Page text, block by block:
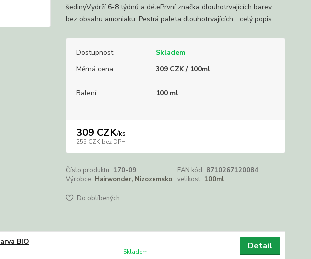
šedinyVydrží 6-8 týdnů a délePrvní značka dlouhotrvajících barev
bez obsahu amoniaku. Pestrá paleta dlouhotrvajících... celý popis
Dostupnost
Skladem
Měrná cena
309 CZK / 100ml
Balení 100 ml
309 CZK/ks
255 CZK bez DPH
Číslo produktu: 170-09 EAN kód: 8710267120084
Výrobce: Hairwonder, Nizozemsko velikost: 100ml
Do oblíbených
BIO
Skladem
Detail